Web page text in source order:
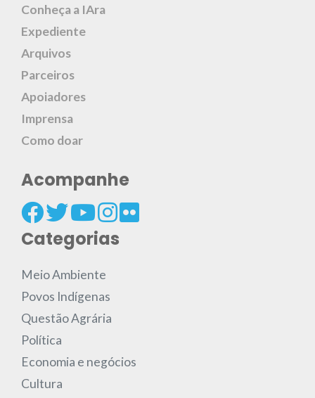
Conheça a IAra
Expediente
Arquivos
Parceiros
Apoiadores
Imprensa
Como doar
Acompanhe
Categorias
Meio Ambiente
Povos Indígenas
Questão Agrária
Política
Economia e negócios
Cultura